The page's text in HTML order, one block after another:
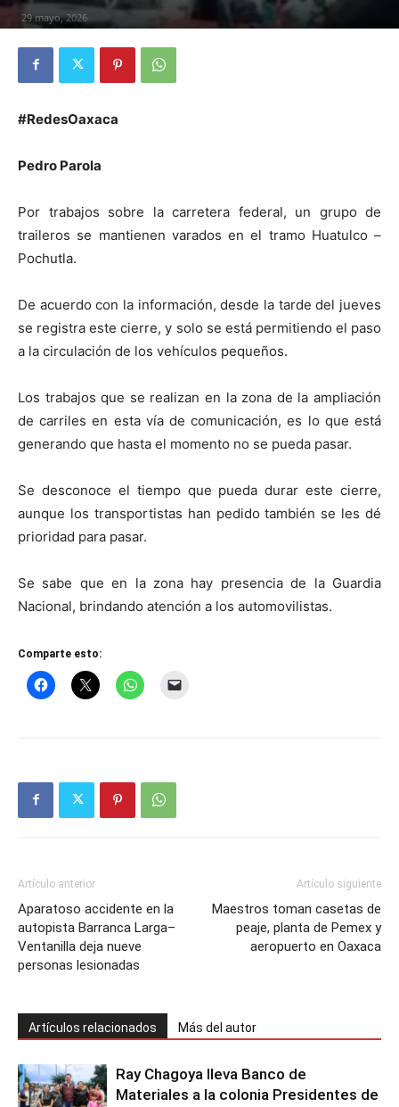
29 mayo, 2026
#RedesOaxaca
Pedro Parola
Por trabajos sobre la carretera federal, un grupo de
traileros se mantienen varados en el tramo Huatulco –
Pochutla.
De acuerdo con la información, desde la tarde del jueves
se registra este cierre, y solo se está permitiendo el paso
a la circulación de los vehículos pequeños.
Los trabajos que se realizan en la zona de la ampliación
de carriles en esta vía de comunicación, es lo que está
generando que hasta el momento no se pueda pasar.
Se desconoce el tiempo que pueda durar este cierre,
aunque los transportistas han pedido también se les dé
prioridad para pasar.
Se sabe que en la zona hay presencia de la Guardia
Nacional, brindando atención a los automovilistas.
Comparte esto:
Artículo anterior
Aparatoso accidente en la
autopista Barranca Larga–
Ventanilla deja nueve
personas lesionadas
Artículo siguiente
Maestros toman casetas de
peaje, planta de Pemex y
aeropuerto en Oaxaca
Artículos relacionados Más del autor
Ray Chagoya lleva Banco de
Materiales a la colonia Presidentes de